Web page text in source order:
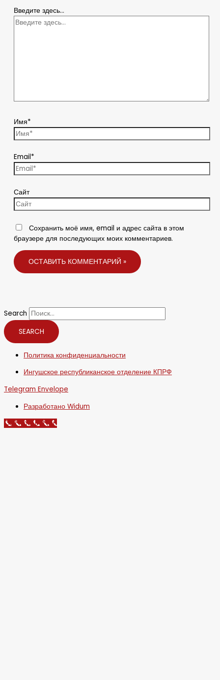
Введите здесь...
Имя*
Email*
Сайт
Сохранить моё имя, email и адрес сайта в этом
браузере для последующих моих комментариев.
Search
SEARCH
Политика конфиденциальности
Ингушское республиканское отделение КПРФ
Telegram Envelope
Разработано Widum
Call Now Button